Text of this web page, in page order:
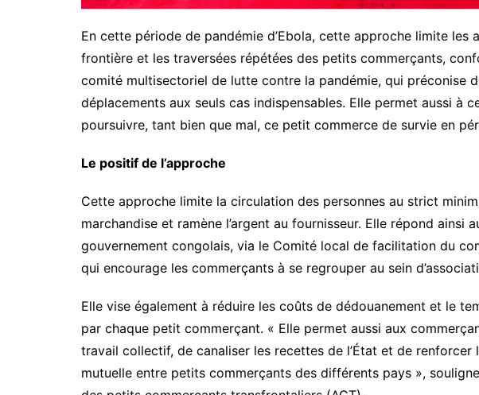
En cette période de pandémie d’Ebola, cette approche limite les
frontière et les traversées répétées des petits commerçants,
comité multisectoriel de lutte contre la pandémie, qui préconise
déplacements aux seuls cas indispensables. Elle permet aussi à
poursuivre, tant bien que mal, ce petit commerce de survie en
Le positif de l’approche
Cette approche limite la circulation des personnes au strict
marchandise et ramène l’argent au fournisseur. Elle répond ainsi
gouvernement congolais, via le Comité local de facilitation du
qui encourage les commerçants à se regrouper au sein
Elle vise également à réduire les coûts de dédouanement et le
par chaque petit commerçant. « Elle permet aussi aux
travail collectif, de canaliser les recettes de l’État et de renforcer
mutuelle entre petits commerçants des différents pays »,